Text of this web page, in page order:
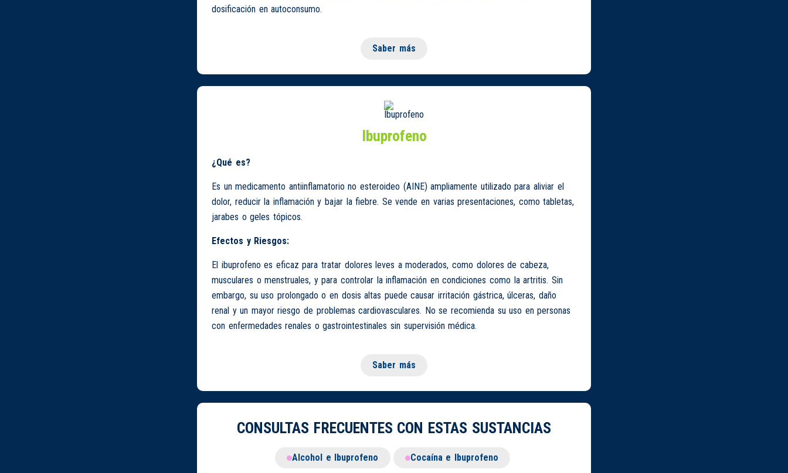
dosificación en autoconsumo.
Saber más
Ibuprofeno
¿Qué es?
Es un medicamento antiinflamatorio no esteroideo (AINE) ampliamente utilizado para aliviar el
dolor, reducir la inflamación y bajar la fiebre. Se vende en varias presentaciones, como tabletas,
jarabes o geles tópicos.
Efectos y Riesgos:
El ibuprofeno es eficaz para tratar dolores leves a moderados, como dolores de cabeza,
musculares o menstruales, y para controlar la inflamación en condiciones como la artritis. Sin
embargo, su uso prolongado o en dosis altas puede causar irritación gástrica, úlceras, daño
renal y un mayor riesgo de problemas cardiovasculares. No se recomienda su uso en personas
con enfermedades renales o gastrointestinales sin supervisión médica.
Saber más
CONSULTAS FRECUENTES CON ESTAS SUSTANCIAS
Alcohol e Ibuprofeno Cocaína e Ibuprofeno